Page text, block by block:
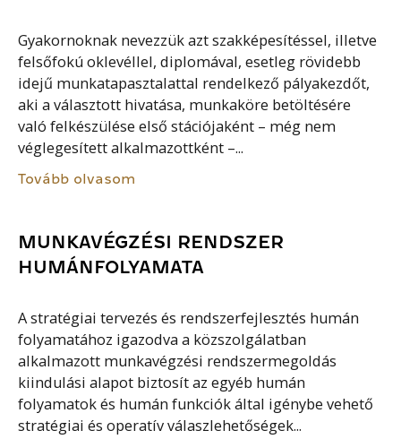
Gyakornoknak nevezzük azt szakképesítéssel, illetve
felsőfokú oklevéllel, diplomával, esetleg rövidebb
idejű munkatapasztalattal rendelkező pályakezdőt,
aki a választott hivatása, munkaköre betöltésére
való felkészülése első stációjaként – még nem
véglegesített alkalmazottként –...
Tovább olvasom
MUNKAVÉGZÉSI RENDSZER
HUMÁNFOLYAMATA
A stratégiai tervezés és rendszerfejlesztés humán
folyamatához igazodva a közszolgálatban
alkalmazott munkavégzési rendszermegoldás
kiindulási alapot biztosít az egyéb humán
folyamatok és humán funkciók által igénybe vehető
stratégiai és operatív válaszlehetőségek...